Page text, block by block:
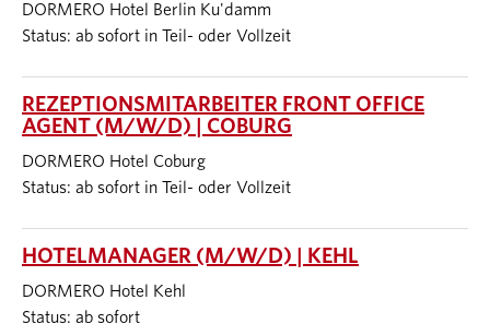
DORMERO Hotel Berlin Ku'damm
Status: ab sofort in Teil- oder Vollzeit
REZEPTIONSMITARBEITER FRONT OFFICE
AGENT (M/W/D) | COBURG
DORMERO Hotel Coburg
Status: ab sofort in Teil- oder Vollzeit
HOTELMANAGER (M/W/D) | KEHL
DORMERO Hotel Kehl
Status: ab sofort